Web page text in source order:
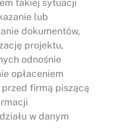
takiej sytuacji
lub
dokumentów,
projektu,
odnośnie
opłaceniem
firmą piszącą
w danym